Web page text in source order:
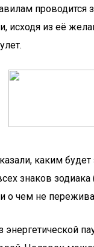
проводится
исходя из её
каким
знаков
о чем не
энергетической